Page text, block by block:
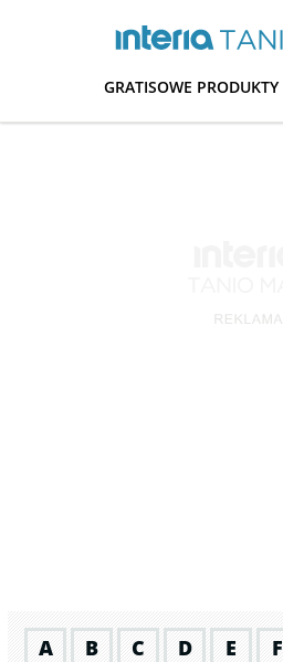
GRATISOWE PRODUKTY
A B C D E F